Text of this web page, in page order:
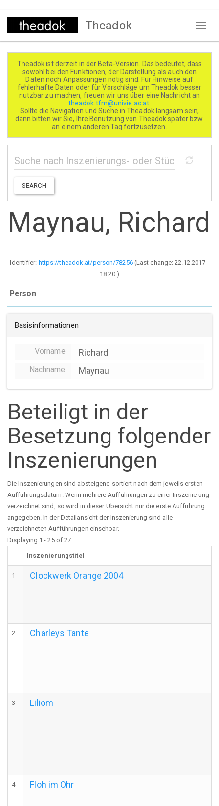
Direkt
Theadok
Theadok ist derzeit in der Beta-Version. Das bedeutet, dass
sowohl bei den Funktionen, der Darstellung als auch den
Daten noch Anpassungen nötig sind. Für Hinweise auf
fehlerhafte Daten oder für Vorschläge um Theadok besser
nutzbar zu machen, freuen wir uns über eine Nachricht an
theadok.tfm@univie.ac.at
Sollte die Navigation und Suche in Theadok langsam sein,
dann bitten wir Sie, Ihre Benutzung von Theadok später bzw.
an einem anderen Tag fortzusetzen.
SEARCH
Maynau, Richard
Identifier: https://theadok.at/person/78256(Last change:22.12.2017 -
18:20)
Person
Basisinformationen
Vorname Richard
Nachname Maynau
Beteiligt in der
Besetzung folgender
Inszenierungen
Die Inszenierungen sind absteigend sortiert nach dem jeweils ersten
Aufführungsdatum. Wenn mehrere Aufführungen zu einer Inszenierung
verzeichnet sind, so wird in dieser Übersicht nur die erste Aufführung
angegeben. In der Detailansicht der Inszenierung sind alle
verzeichneten Aufführungen einsehbar.
Displaying 1 - 25 of 27
Inszenierungstitel
1 Clockwerk Orange 2004
2 Charleys Tante
3 Liliom
4 Floh im Ohr